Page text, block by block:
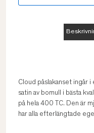
Cloud påslakanset ingår
satin av bomull i bästa
på hela 400 TC. Den är
har alla efterlängtade